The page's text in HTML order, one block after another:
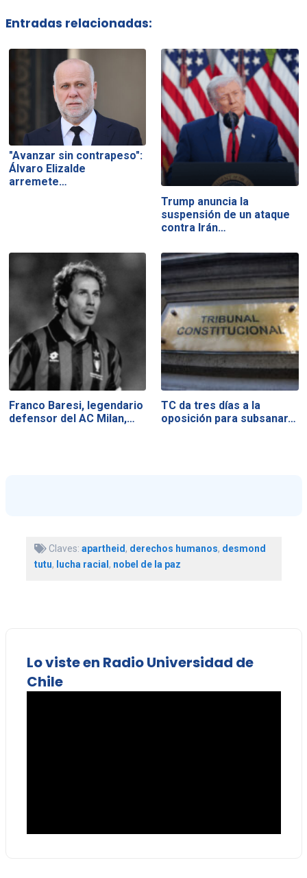
Entradas relacionadas:
"Avanzar sin contrapeso":
Álvaro Elizalde
arremete…
Trump anuncia la
suspensión de un ataque
contra Irán…
Franco Baresi, legendario
defensor del AC Milan,…
TC da tres días a la
oposición para subsanar…
Claves: apartheid, derechos humanos, desmond
tutu, lucha racial, nobel de la paz
Lo viste en Radio Universidad de
Chile